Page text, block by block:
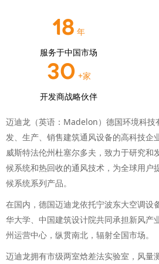
18 年
服务于中国市场
30 +家
开发商战略伙伴
迈迪龙（英语：Madelon）德国环境科技
发、生产、销售建筑通风设备的高科技企
威斯特法伦州杜塞尔多夫，致力于研究和
候系统和热回收的通风技术，为全球用户
候系统系列产品。
在国内，德国迈迪龙依托宁波东大空调设
华大学、中国建筑设计院共同承担新风产
州运营中心，纵贯南北，辐射全国市场。
迈迪龙拥有市级两室焓差法实验室，风量